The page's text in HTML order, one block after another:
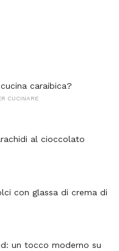
caraibica?
CUCINARE
al cioccolato
con glassa di crema di
un tocco moderno su